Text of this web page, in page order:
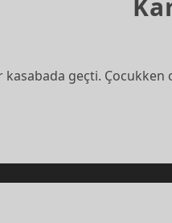
geçti.